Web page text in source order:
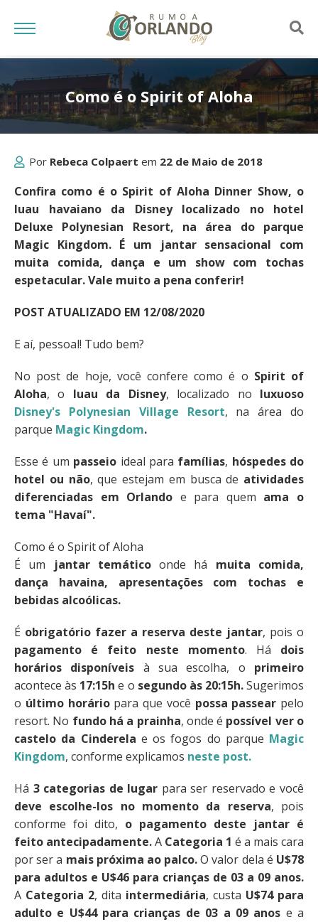
Como é o Spirit of Aloha
Por Rebeca Colpaert em 22 de Maio de 2018
Confira como é o Spirit of Aloha Dinner Show, o
luau havaiano da Disney localizado no hotel
Deluxe Polynesian Resort, na área do parque
Magic Kingdom. É um jantar sensacional com
muita comida, dança e um show com tochas
espetacular. Vale muito a pena conferir!
POST ATUALIZADO EM 12/08/2020
E aí, pessoal! Tudo bem?
No post de hoje, você confere como é o Spirit of
Aloha, o luau da Disney, localizado no luxuoso
Disney's Polynesian Village Resort, na área do
parque Magic Kingdom.
Esse é um passeio ideal para famílias, hóspedes do
hotel ou não, que estejam em busca de atividades
diferenciadas em Orlando e para quem ama o
tema "Havaí".
Como é o Spirit of Aloha
É um
jantar temáticoonde há muita comida,
dança havaina, apresentações com tochas e
bebidas alcoólicas.
É obrigatório fazer a reserva deste jantar, pois o
pagamento é feito neste momento. Há dois
horários disponíveis à sua escolha, o primeiro
acontece às 17:15h e o segundo às 20:15h.Sugerimos
o último horáriopara que você possa passear pelo
resort. No fundo há a prainha, onde é possível ver o
castelo da Cinderela e os fogos do parque Magic
Kingdom, conforme explicamos neste post.
Há 3 categorias de lugar para ser reservado e você
deve escolhe-los no momento da reserva, pois
conforme foi dito, o pagamento deste jantar é
feito antecipadamente.A Categoria 1 é a mais cara
por ser a mais próxima ao palco.O valor dela é U$78
para adultos e U$46 para crianças de 03 a 09 anos.
A Categoria 2, dita intermediária, custa U$74 para
adulto e U$44 para crianças de 03 a 09 anos e a